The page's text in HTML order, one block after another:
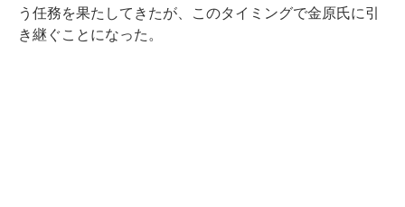
う任務を果たしてきたが、このタイミングで金原氏に引
き継ぐことになった。